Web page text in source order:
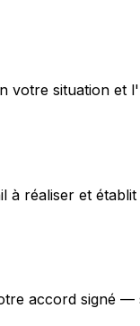
votre situation et
à réaliser et
accord signé —